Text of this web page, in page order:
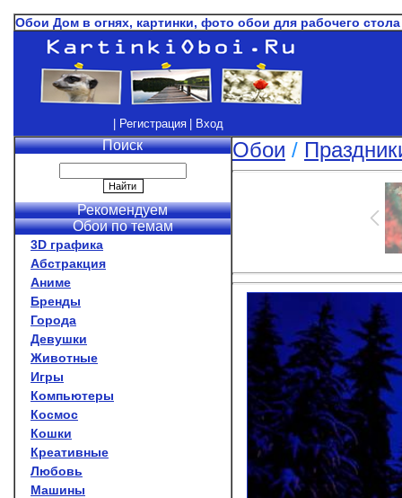
Обои Дом в огнях, картинки, фото обои для рабочего
| Регистрация | Вход
Поиск
Рекомендуем
Обои по темам
3D графика
Абстракция
Аниме
Бренды
Города
Девушки
Животные
Игры
Компьютеры
Космос
Кошки
Креативные
Любовь
Машины
Обои /